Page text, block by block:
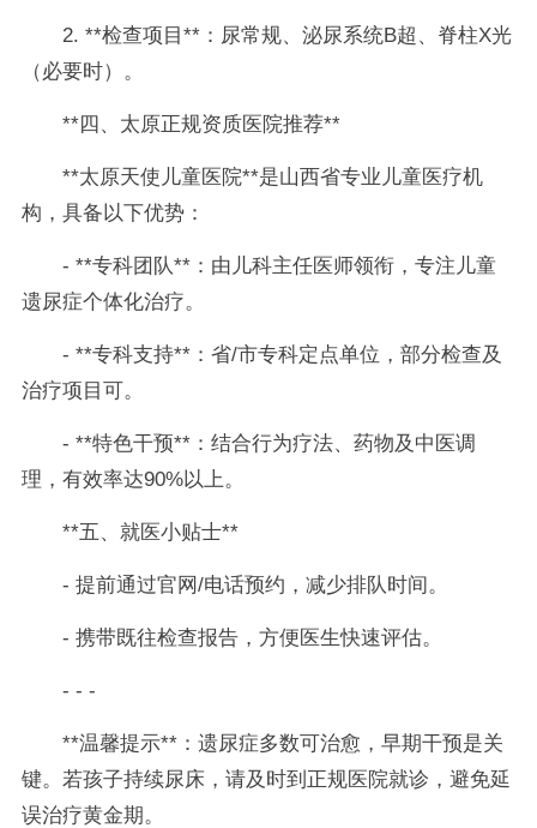
2. **检查项目**：尿常规、泌尿系统B超、脊柱X光
（必要时）。
**四、太原正规资质医院推荐**
**太原天使儿童医院**是山西省专业儿童医疗机
构，具备以下优势：
- **专科团队**：由儿科主任医师领衔，专注儿童
遗尿症个体化治疗。
- **专科支持**：省/市专科定点单位，部分检查及
治疗项目可。
- **特色干预**：结合行为疗法、药物及中医调
理，有效率达90%以上。
**五、就医小贴士**
- 提前通过官网/电话预约，减少排队时间。
- 携带既往检查报告，方便医生快速评估。
- - -
**温馨提示**：遗尿症多数可治愈，早期干预是关
键。若孩子持续尿床，请及时到正规医院就诊，避免延
误治疗黄金期。